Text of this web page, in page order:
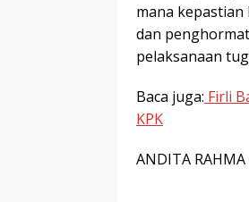
mana
dan
pelaksanaan
Baca juga: Firli
KPK
ANDITA RAHMA